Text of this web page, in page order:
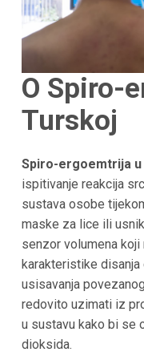
O Spiro-
Turskoj
Spiro-ergoemtrija
ispitivanje reakcija
sustava osobe
maske za lice ili
senzor volumena
karakteristike
usisavanja
redovito uzimati iz
u sustavu kako bi se
dioksida.